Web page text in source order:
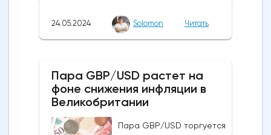
бычьих колебаний, которые могут развеять
криптовалюты.Курс супер-альткоина не
рос до тех пор, пока за неделю до
21Shares и ARK не утвердили спотовые ETF
24.05.2024 Solomon Читать
Пара GBP/USD растет на
фоне снижения инфляции в
Великобритании
Пара GBP/USD торгуется